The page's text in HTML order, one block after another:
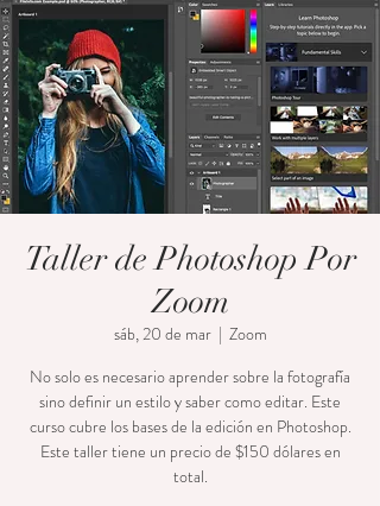
Taller de Photoshop Por
Zoom
sáb, 20 de mar
  |
Zoom
No solo es necesario aprender sobre la fotografía
sino definir un estilo y saber como editar. Este
curso cubre los bases de la edición en Photoshop.
Este taller tiene un precio de $150 dólares en
total.